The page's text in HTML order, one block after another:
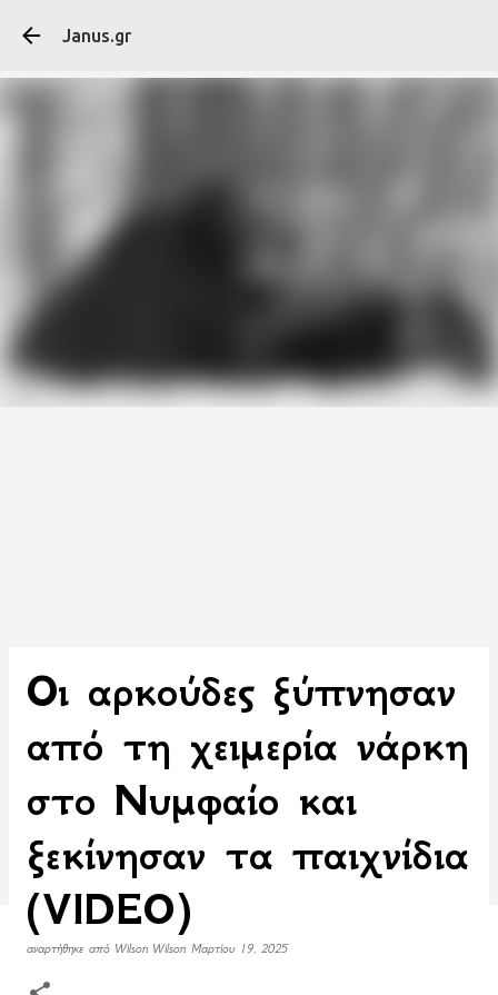
Janus.gr
Οι αρκούδες ξύπνησαν
από τη χειμερία νάρκη
στο Νυμφαίο και
ξεκίνησαν τα παιχνίδια
(VIDEO)
αναρτήθηκε από Wilson Wilson Μαρτίου 19, 2025